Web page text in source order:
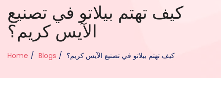
كيف تهتم بيلاتو في تصنيع
الآيس كريم؟
Home Blogs كيف تهتم بيلاتو في تصنيع الآيس كريم؟